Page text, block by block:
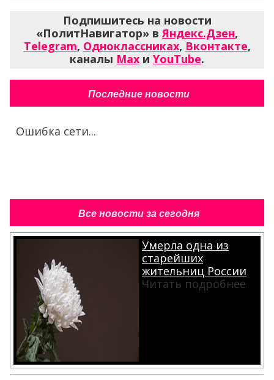
Подпишитесь на новости
«ПолитНавигатор» вЯндекс.Дзен,
Telegram, Одноклассниках, Вконтакте,
каналы Max и YouTube.
Последние новости
Ошибка сети...
Все новости за сегодня
Умерла одна из
старейших
жительниц России
Читать подробнее